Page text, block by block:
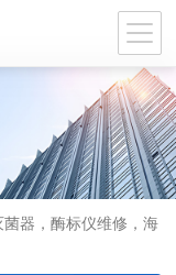
器，酶标仪维修，海